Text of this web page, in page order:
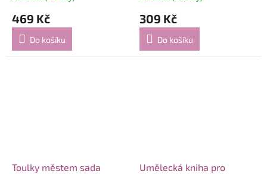
469 Kč
Do košíku
309 Kč
Do košíku
Toulky městem sada
Umělecká kniha pro